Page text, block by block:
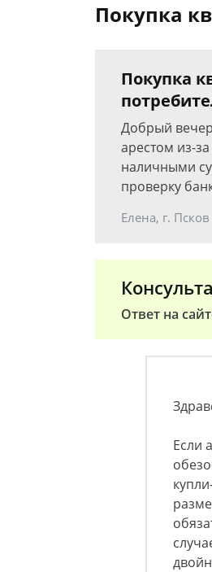
Покупка
Покупка
Добрый
арестом из-
наличными
проверку
Елена, г. Псков
Ответ на
Если